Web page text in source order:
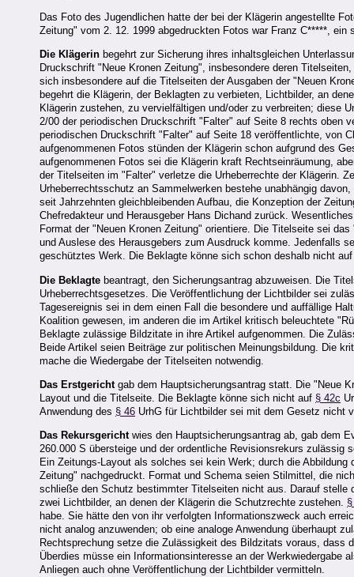
Das Foto des Jugendlichen hatte der bei der Klägerin angestellte
Zeitung" vom 2. 12. 1999 abgedruckten Fotos war Franz C*****,
Die Klägerin begehrt zur Sicherung ihres inhaltsgleichen
Druckschrift "Neue Kronen Zeitung", insbesondere deren
sich insbesondere auf die Titelseiten der Ausgaben der "Neuen
begehrt die Klägerin, der Beklagten zu verbieten, Lichtbilder, an
Klägerin zustehen, zu vervielfältigen und/oder zu verbreiten; diese
2/00 der periodischen Druckschrift "Falter" auf Seite 8 rechts oben
periodischen Druckschrift "Falter" auf Seite 18 veröffentlichte, von
aufgenommenen Fotos stünden der Klägerin schon aufgrund des
aufgenommenen Fotos sei die Klägerin kraft Rechtseinräumung,
der Titelseiten im "Falter" verletze die Urheberrechte der Klägerin.
Urheberrechtsschutz an Sammelwerken bestehe unabhängig
seit Jahrzehnten gleichbleibenden Aufbau, die Konzeption der
Chefredakteur und Herausgeber Hans Dichand zurück.
Format der "Neuen Kronen Zeitung" orientiere. Die Titelseite sei
und Auslese des Herausgebers zum Ausdruck komme. Jedenfalls
geschütztes Werk. Die Beklagte könne sich schon deshalb nicht
Die Beklagte beantragt, den Sicherungsantrag abzuweisen. Die
Urheberrechtsgesetzes. Die Veröffentlichung der Lichtbilder sei
Tagesereignis sei in dem einen Fall die besondere und auffällige
Koalition gewesen, im anderen die im Artikel kritisch beleuchtete
Beklagte zulässige Bildzitate in ihre Artikel aufgenommen. Die
Beide Artikel seien Beiträge zur politischen Meinungsbildung. Die
mache die Wiedergabe der Titelseiten notwendig.
Das Erstgerichtgab dem Hauptsicherungsantrag statt. Die "Neue
Layout und die Titelseite. Die Beklagte könne sich nicht auf § 42c
Anwendung des § 46 UrhG für Lichtbilder sei mit dem Gesetz nicht
Das Rekursgerichtwies den Hauptsicherungsantrag ab, gab dem
260.000 S übersteige und der ordentliche Revisionsrekurs
Ein Zeitungs-Layout als solches sei kein Werk; durch die
Zeitung" nachgedruckt. Format und Schema seien Stilmittel, die
schließe den Schutz bestimmter Titelseiten nicht aus. Darauf stelle
zwei Lichtbilder, an denen der Klägerin die Schutzrechte zustehen.
habe. Sie hätte den von ihr verfolgten Informationszweck auch
nicht analog anzuwenden; ob eine analoge Anwendung überhaupt
Rechtsprechung setze die Zulässigkeit des Bildzitats voraus, dass
Überdies müsse ein Informationsinteresse an der Werkwiedergabe
Anliegen auch ohne Veröffentlichung der Lichtbilder vermitteln.